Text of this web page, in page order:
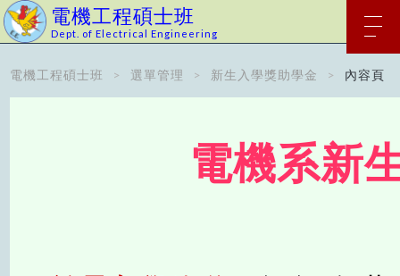
電機工程碩士班
Dept. of Electrical Engineering
電機工程碩士班 選單管理 新生入學獎助學金 內容頁
電機系新